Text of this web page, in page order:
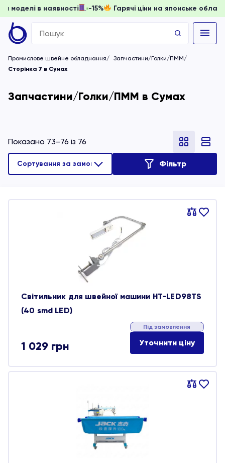
доки моделі в наявності -15% Гарячі ціни на японське
Search
for:
Промислове швейне обладнання
Запчастини/Голки/ПММ
Сторінка 7 в Сумах
Запчастини/Голки/ПММ в Сумах
Показано 73–76 із 76
Фільтр
Порівняти
В
Світильник для швейної машини HT-LED98TS
(40 smd LED)
1 029 грн
Під замовлення
Уточнити ціну
Порівняти
В